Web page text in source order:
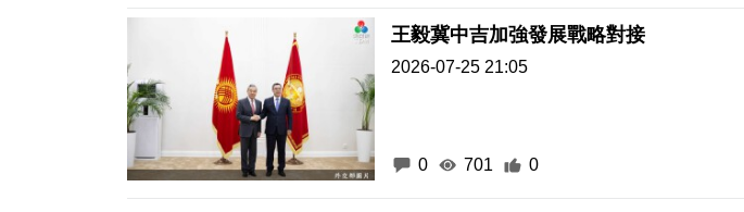
王毅冀中吉加強發展戰略對接
2026-07-25 21:05
0 701 0